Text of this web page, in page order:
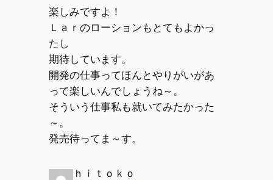
楽しみですよ！
Ｌａｒのローションもとてもよかっ
たし
期待しています。
開発の仕事ってほんとやりがいがあ
って楽しいんでしょうね～。
そういう仕事私も就いてみたかった
～。
発売待ってま～す。
ｈｉｔｏｋｏ